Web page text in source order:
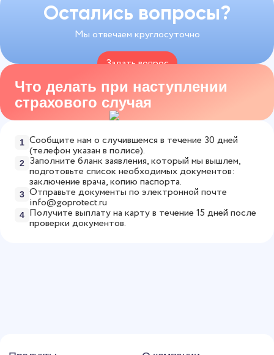
травме будет 2 500 рублей. В случае трагических
событий, которые, к сожалению, случаются,
компенсацию получат родственники
застрахованного.
минуту вонлайн-калькуляторе.
одного, нескольких дней и до года, и участвуйте
в любых соревнованиях в этот период.
Остались вопросы?
Мы отвечаем круглосуточно
Задать вопрос
8 800 775-53-82
Что делать при наступлении
страхового случая
1 Сообщите нам о случившемся в течение 30 дней
(телефон указан в полисе).
2 Заполните бланк заявления, который мы вышлем,
подготовьте список необходимых документов:
заключение врача, копию паспорта.
3 Отправьте документы по электронной почте
info@goprotect.ru
4 Получите выплату на карту в течение 15 дней после
проверки документов.